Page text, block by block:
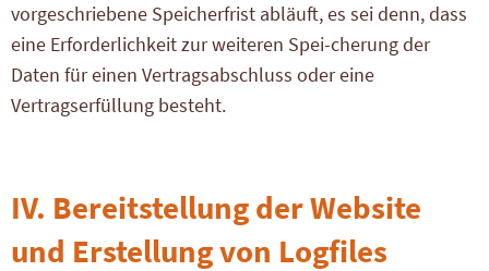
vorgeschriebene Speicherfrist abläuft, es sei denn, dass
eine Erforderlichkeit zur weiteren Spei-cherung der
Daten für einen Vertragsabschluss oder eine
Vertragserfüllung besteht.
IV. Bereitstellung der Website
und Erstellung von Logfiles